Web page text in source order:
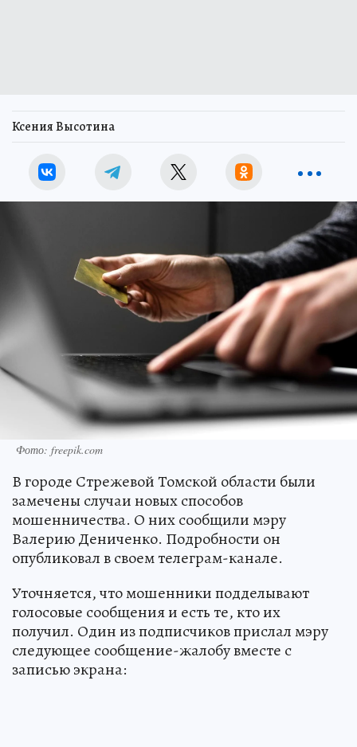
Ксения Высотина
Фото: freepik.com
В городе Стрежевой Томской области были
замечены случаи новых способов
мошенничества. О них сообщили мэру
Валерию Дениченко. Подробности он
опубликовал в своем телеграм-канале.
Уточняется, что мошенники подделывают
голосовые сообщения и есть те, кто их
получил. Один из подписчиков прислал мэру
следующее сообщение-жалобу вместе с
записью экрана: